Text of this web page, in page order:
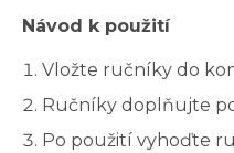
Návod k použití
Vložte ručníky do
Ručníky doplňujte
Po použití vyhoďte